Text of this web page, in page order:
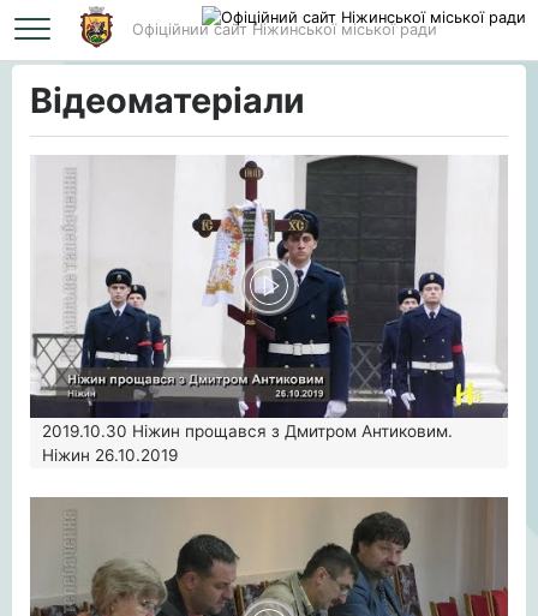
Офіційний сайт Ніжинської міської ради
Головна Відеоматеріали
Відеоматеріали
2019.10.30 Ніжин прощався з Дмитром Антиковим.
Ніжин 26.10.2019